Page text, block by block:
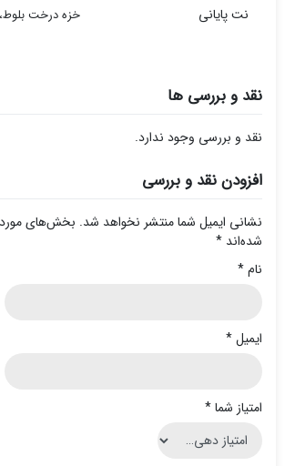
نت پایانی خزه درخت
نقد و بررسی ها
نقد و بررسی وجود ندارد.
افزودن نقد و بررسی
نشانی ایمیل شما منتشر نخواهد شد. بخش‌های
شده‌اند *
نام*
ایمیل*
امتیاز شما*